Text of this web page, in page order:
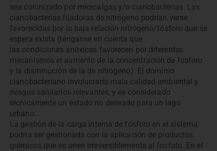
sea colonizado por microalgas y/o cianobacterias. Las
cianobacterias fijadoras de nitrógeno podrían verse
favorecidas por la baja relación nitrógeno/fósforo que se
espera exista (ténganse en cuenta que
las condiciones anóxicas favorecen por diferentes
mecanismos el aumento de la concentración de fósforo
y la disminución de la de nitrógeno). El dominio
cianobacteriano involucraría mala calidad ambiental y
riesgos sanitarios relevantes, y es considerado
técnicamente un estado no deseado para un lago
urbano.
La gestión de la carga interna de fósforo en el sistema
podría ser gestionada con la aplicación de productos
químicos que se unen irreversiblemente al fosfato. En el